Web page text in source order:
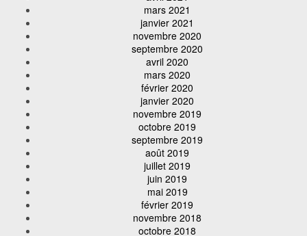
mars 2021
janvier 2021
novembre 2020
septembre 2020
avril 2020
mars 2020
février 2020
janvier 2020
novembre 2019
octobre 2019
septembre 2019
août 2019
juillet 2019
juin 2019
mai 2019
février 2019
novembre 2018
octobre 2018